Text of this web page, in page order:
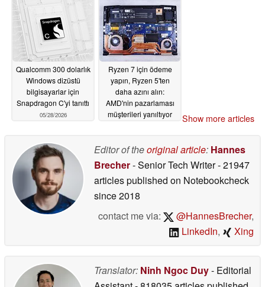
Qualcomm 300 dolarlık
Windows dizüstü
bilgisayarlar için
Snapdragon C'yi tanıttı
05/28/2026
Ryzen 7 için ödeme
yapın, Ryzen 5'ten
daha azını alın:
AMD'nin pazarlaması
müşterileri yanıltıyor
Show more articles
Editor of theoriginal article: Hannes
Brecher- Senior Tech Writer- 21947
articles published on Notebookcheck
since 2018
contact me via:
@HannesBrecher,
LinkedIn, Xing
Translator: Ninh Ngoc Duy- Editorial